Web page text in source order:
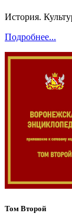
История.
Подробнее...
Том Второй